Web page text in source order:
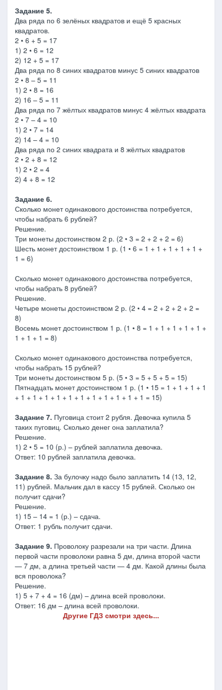
Задание 5.
Два ряда по 6 зелёных квадратов и ещё 5 красных
квадратов.
2 • 6 + 5 = 17
1) 2 • 6 = 12
2) 12 + 5 = 17
Два ряда по 8 синих квадратов минус 5 синих квадратов
2 • 8 – 5 = 11
1) 2 • 8 = 16
2) 16 – 5 = 11
Два ряда по 7 жёлтых квадратов минус 4 жёлтых квадрата
2 • 7 – 4 = 10
1) 2 • 7 = 14
2) 14 – 4 = 10
Два ряда по 2 синих квадрата и 8 жёлтых квадратов
2 • 2 + 8 = 12
1) 2 • 2 = 4
2) 4 + 8 = 12
Задание 6.
Сколько монет одинакового достоинства потребуется,
чтобы набрать 6 рублей?
Решение.
Три монеты достоинством 2 р. (2 • 3 = 2 + 2 + 2 = 6)
Шесть монет достоинством 1 р. (1 • 6 = 1 + 1 + 1 + 1 + 1 +
1 = 6)
Сколько монет одинакового достоинства потребуется,
чтобы набрать 8 рублей?
Решение.
Четыре монеты достоинством 2 р. (2 • 4 = 2 + 2 + 2 + 2 =
8)
Восемь монет достоинством 1 р. (1 • 8 = 1 + 1 + 1 + 1 + 1 +
1 + 1 + 1 = 8)
Сколько монет одинакового достоинства потребуется,
чтобы набрать 15 рублей?
Три монеты достоинством 5 р. (5 • 3 = 5 + 5 + 5 = 15)
Пятнадцать монет достоинством 1 р. (1 • 15 = 1 + 1 + 1 + 1
+ 1 + 1 + 1 + 1 + 1 + 1 + 1 + 1 + 1 + 1 + 1 = 15)
Задание 7. Пуговица стоит 2 рубля. Девочка купила 5
таких пуговиц. Сколько денег она заплатила?
Решение.
1) 2 • 5 = 10 (р.) – рублей заплатила девочка.
Ответ: 10 рублей заплатила девочка.
Задание 8. За булочку надо было заплатить 14 (13, 12,
11) рублей. Мальчик дал в кассу 15 рублей. Сколько он
получит сдачи?
Решение.
1) 15 – 14 = 1 (р.) – сдача.
Ответ: 1 рубль получит сдачи.
Задание 9. Проволоку разрезали на три части. Длина
первой части проволоки равна 5 дм, длина второй части
— 7 дм, а длина третьей части — 4 дм. Какой длины была
вся проволока?
Решение.
1) 5 + 7 + 4 = 16 (дм) – длина всей проволоки.
Ответ: 16 дм – длина всей проволоки.
Другие ГДЗ смотри здесь...